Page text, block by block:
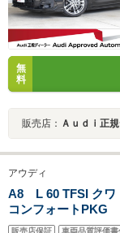
無
料
販売店： Ａｕｄｉ正規ディ
アウディ
A8 L 60 TFSI クワ
コンフォートPKG
B&O パノラマサ